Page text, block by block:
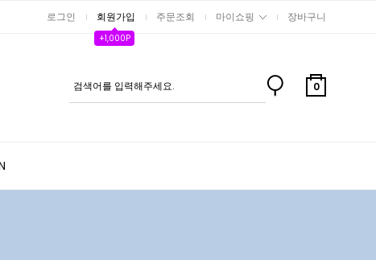
로그인 회원가입
+1,000P
주문조회 마이쇼핑 장바구니
0